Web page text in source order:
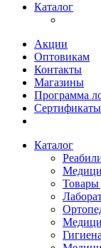
Каталог
Акции
Оптовикам
Контакты
Магазины
Программа
Каталог
Товары
Гигиена